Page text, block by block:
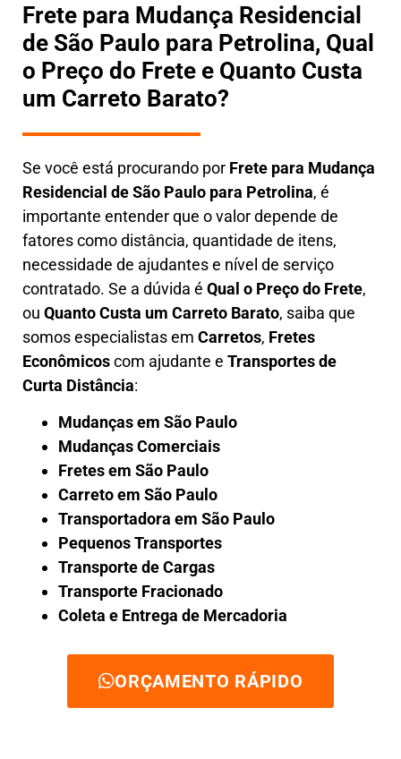
Frete para Mudança Residencial
de São Paulo para Petrolina, Qual
o Preço do Frete e Quanto Custa
um Carreto Barato?
Se você está procurando por Frete para Mudança
Residencial de São Paulo para Petrolina, é
importante entender que o valor depende de
fatores como distância, quantidade de itens,
necessidade de ajudantes e nível de serviço
contratado. Se a dúvida é Qual o Preço do Frete,
ou Quanto Custa um Carreto Barato, saiba que
somos especialistas em Carretos, Fretes
Econômicoscom ajudante e Transportes de
Curta Distância:
Mudanças em São Paulo
Mudanças Comerciais
Fretes em São Paulo
Carreto em São Paulo
Transportadora em São Paulo
Pequenos Transportes
Transporte de Cargas
Transporte Fracionado
Coleta e Entrega de Mercadoria
ORÇAMENTO RÁPIDO